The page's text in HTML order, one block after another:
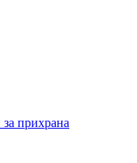
прихрана